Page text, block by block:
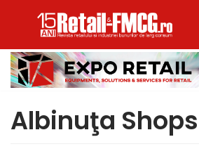
la
conținut
Albinuţa Shops